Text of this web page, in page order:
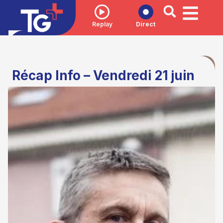
Replay Direct
Récap Info – Vendredi 21 juin